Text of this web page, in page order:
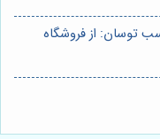
توسان: از فروشگاه